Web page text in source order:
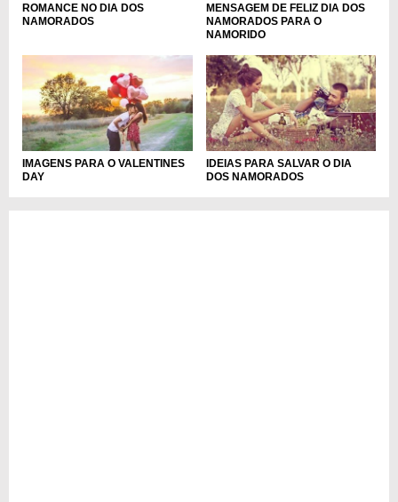
ROMANCE NO DIA DOS
NAMORADOS
MENSAGEM DE FELIZ DIA DOS
NAMORADOS PARA O
NAMORIDO
IMAGENS PARA O VALENTINES
DAY
IDEIAS PARA SALVAR O DIA
DOS NAMORADOS